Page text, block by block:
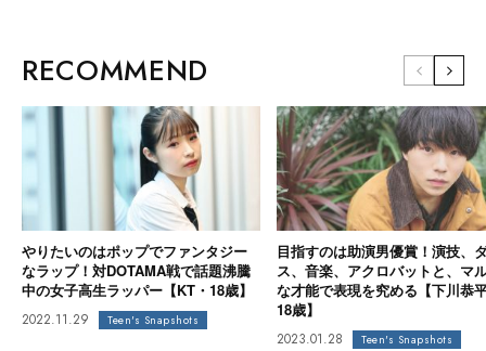
RECOMMEND
やりたいのはポップでファンタジー
なラップ！対DOTAMA戦で話題沸騰
中の女子高生ラッパー【KT・18歳】
2022.11.29 Teen's Snapshots
目指すのは助演男優賞！演技、
ス、音楽、アクロバットと、マ
な才能で表現を究める【下川恭
18歳】
2023.01.28 Teen's Snapshots